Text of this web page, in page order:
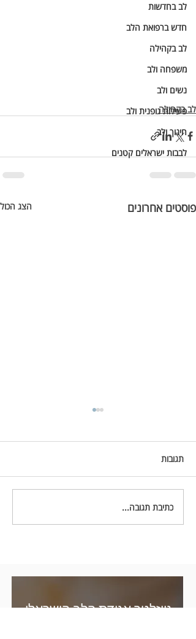
לב בחדשות
חדש ברפואת הלב
לב בקהילה
משפחה ולב
נשים ולב
פעילות גופנית ולב
חינוך ולב
לבבות ישראלים קטנים
לב בקהילה
פוסטים אחרונים הצג הכול
https://youtu.be/GcZfypr0Z
b8
תגובות
כתיבת תגובה...
ניוזלטר אגודת הלב הישראלי